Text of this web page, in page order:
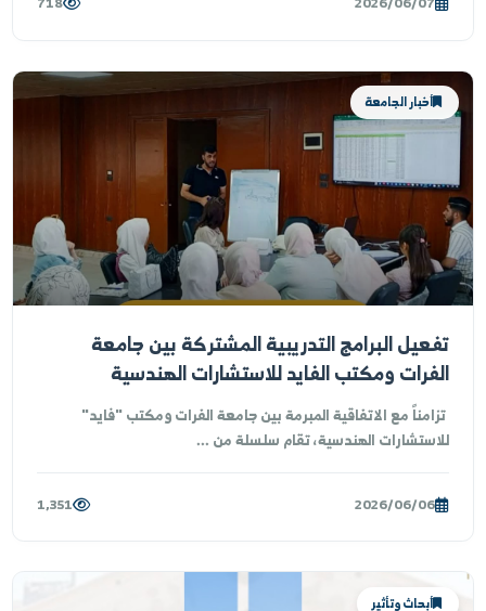
أخبار الجامعة
المستقبلية لاستخدام الزراعة الذكية
المعلومات في تطوير منهجيات علوم
التطبيقية في محافظة الحسكة
الزراعة بالحسكة تقيم محاضرة علمية حول الزراعة الذكية
المعلومات في تطوير منهجيات علوم التربة ...